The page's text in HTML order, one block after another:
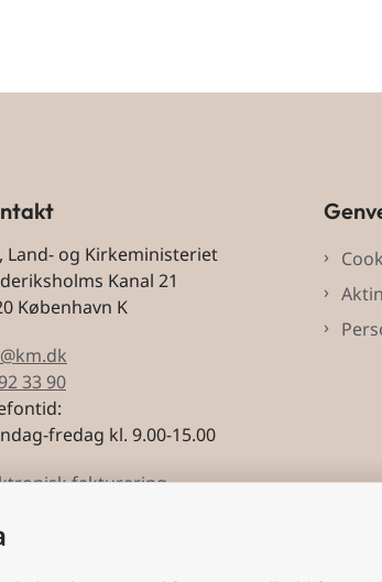
Land- og Kirkeministeriet
Kanal 21
København K
33 90
fredag kl. 9.00-15.00
fakturering
59743228